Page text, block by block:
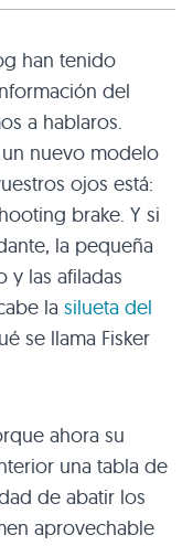
han tenido
del
a hablaros.
nuevo modelo
ojos está:
brake. Y si
la pequeña
y las afiladas
la silueta del
se llama Fisker
ahora su
una tabla de
de abatir los
aprovechable